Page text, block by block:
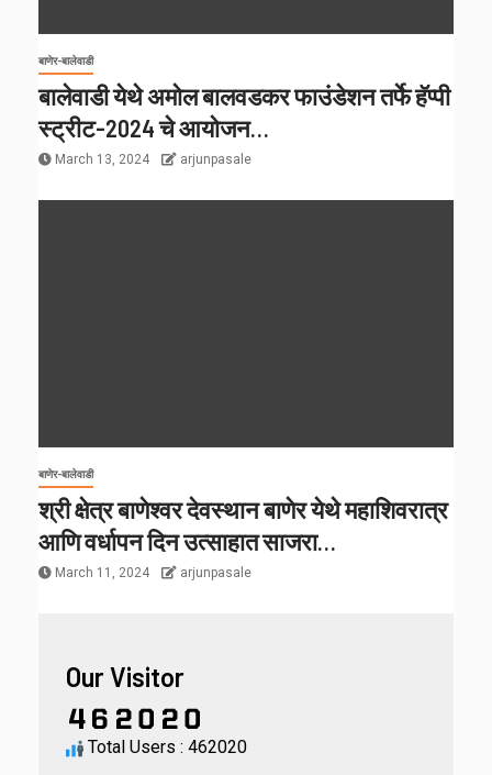
बाणेर-बालेवाडी
बालेवाडी येथे अमोल बालवडकर फाउंडेशन तर्फे हॅप्पी
स्ट्रीट-2024 चे आयोजन…
March 13, 2024 arjunpasale
बाणेर-बालेवाडी
श्री क्षेत्र बाणेश्वर देवस्थान बाणेर येथे महाशिवरात्र
आणि वर्धापन दिन उत्साहात साजरा…
March 11, 2024 arjunpasale
Our Visitor
Total Users : 462020